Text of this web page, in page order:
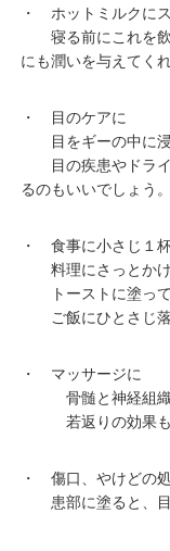
・ ホットミルクに
寝る前にこれを飲
にも潤いを与えてくれ
・ 目のケアに
目をギーの中に浸
目の疾患やドライ
るのもいいでしょう。
・ 食事に小さじ１
料理にさっとかけ
トーストに塗って
ご飯にひとさじ落
・ マッサージに
骨髄と神経組織を
若返りの効果も
・ 傷口、やけどの
患部に塗ると、目